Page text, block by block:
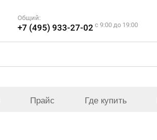
Общий:
+7 (495) 933-27-02 c 9:00 до 19:00
Прайс Где купить